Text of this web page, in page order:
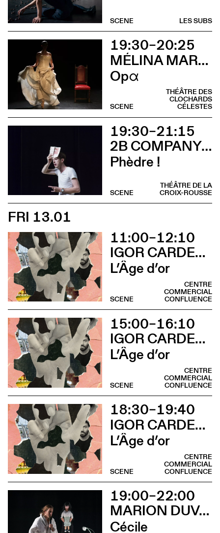
LES SUBS
SCENE
19:30–20:25
MÉLINA MARTIN
Opα
THÉÂTRE DES
CLOCHARDS
CÉLESTES
SCENE
19:30–21:15
2B COMPANY - FRANÇOIS GREMAUD
Phèdre !
THÉÂTRE DE LA
CROIX-ROUSSE
SCENE
FRI 13.01
11:00–12:10
IGOR CARDELLINI & TOMAS GONZALEZ
L’Âge d’or
CENTRE
COMMERCIAL
CONFLUENCE
SCENE
15:00–16:10
IGOR CARDELLINI & TOMAS GONZALEZ
L’Âge d’or
CENTRE
COMMERCIAL
CONFLUENCE
SCENE
18:30–19:40
IGOR CARDELLINI & TOMAS GONZALEZ
L’Âge d’or
CENTRE
COMMERCIAL
CONFLUENCE
SCENE
19:00–22:00
MARION DUVAL - CHRIS CADILLAC
Cécile